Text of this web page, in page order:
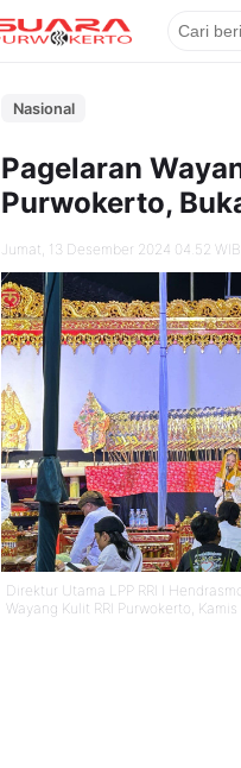
Nasional
Pagelaran
Purwokerto,
Jumat, 13 Desember 2024 04.52 WIB
Direktur Utama LPP RRI I
Wayang Kulit RRI Purwokerto,